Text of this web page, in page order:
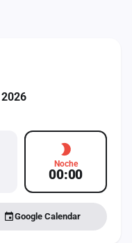
Noche
00:00
Google Calendar